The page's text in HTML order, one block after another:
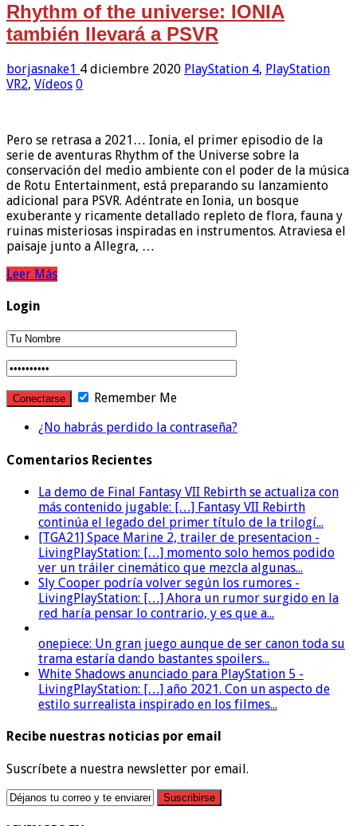
Rhythm of the universe: IONIA
también llevará a PSVR
borjasnake1 4 diciembre 2020 PlayStation 4, PlayStation
VR2, Vídeos 0
Pero se retrasa a 2021… Ionia, el primer episodio de la
serie de aventuras Rhythm of the Universe sobre la
conservación del medio ambiente con el poder de la música
de Rotu Entertainment, está preparando su lanzamiento
adicional para PSVR. Adéntrate en Ionia, un bosque
exuberante y ricamente detallado repleto de flora, fauna y
ruinas misteriosas inspiradas en instrumentos. Atraviesa el
paisaje junto a Allegra, …
Leer Más
Login
Remember Me
¿No habrás perdido la contraseña?
Comentarios Recientes
La demo de Final Fantasy VII Rebirth se actualiza con
más contenido jugable: […] Fantasy VII Rebirth
continúa el legado del primer título de la trilogí...
[TGA21] Space Marine 2, trailer de presentacion -
LivingPlayStation: […] momento solo hemos podido
ver un tráiler cinemático que mezcla algunas...
Sly Cooper podría volver según los rumores -
LivingPlayStation: […] Ahora un rumor surgido en la
red haría pensar lo contrario, y es que a...
onepiece: Un gran juego aunque de ser canon toda su
trama estaría dando bastantes spoilers...
White Shadows anunciado para PlayStation 5 -
LivingPlayStation: […] año 2021. Con un aspecto de
estilo surrealista inspirado en los filmes...
Recibe nuestras noticias por email
Suscríbete a nuestra newsletter por email.